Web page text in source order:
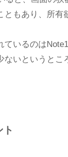
ともあり、所有
ているのは
ないというとこ